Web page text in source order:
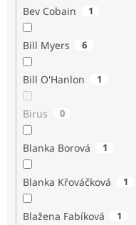
Bev Cobain 1
Bill Myers 6
Bill O'Hanlon 1
Birus 0
Blanka Borová 1
Blanka Křováčková 1
Blažena Fabíková 1